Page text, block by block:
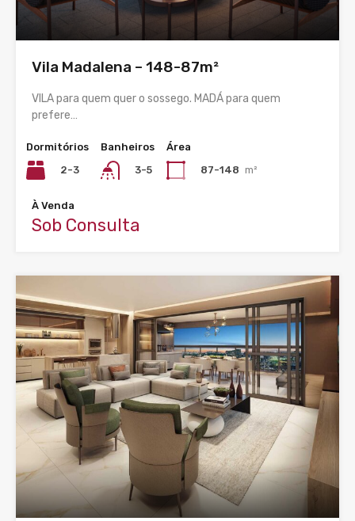
Vila Madalena – 148-87m²
VILA para quem quer o sossego. MADÁ para quem
prefere…
Dormitórios
2-3
Banheiros
3-5
Área
87-148 m²
À Venda
Sob Consulta